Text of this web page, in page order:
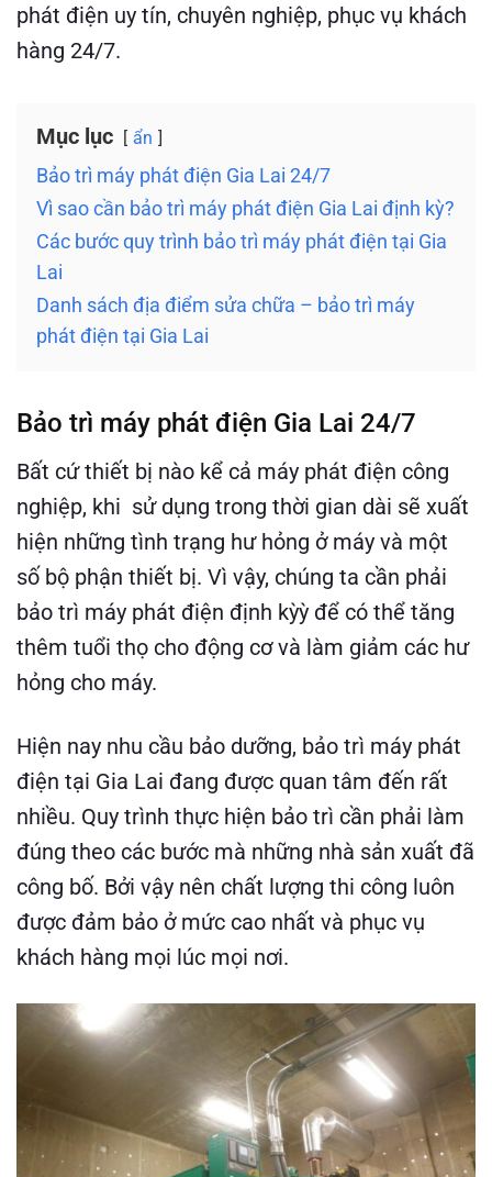
phát điện uy tín, chuyên nghiệp, phục vụ khách
hàng 24/7.
Mục lục ẩn
Bảo trì máy phát điện Gia Lai 24/7
Vì sao cần bảo trì máy phát điện Gia Lai định kỳ?
Các bước quy trình bảo trì máy phát điện tại Gia
Lai
Danh sách địa điểm sửa chữa – bảo trì máy
phát điện tại Gia Lai
Bảo trì máy phát điện Gia Lai 24/7
Bất cứ thiết bị nào kể cả máy phát điện công
nghiệp, khi sử dụng trong thời gian dài sẽ xuất
hiện những tình trạng hư hỏng ở máy và một
số bộ phận thiết bị. Vì vậy, chúng ta cần phải
bảo trì máy phát điện định kỳỳ để có thể tăng
thêm tuổi thọ cho động cơ và làm giảm các hư
hỏng cho máy.
Hiện nay nhu cầu bảo dưỡng, bảo trì máy phát
điện tại Gia Lai đang được quan tâm đến rất
nhiều. Quy trình thực hiện bảo trì cần phải làm
đúng theo các bước mà những nhà sản xuất đã
công bố. Bởi vậy nên chất lượng thi công luôn
được đảm bảo ở mức cao nhất và phục vụ
khách hàng mọi lúc mọi nơi.